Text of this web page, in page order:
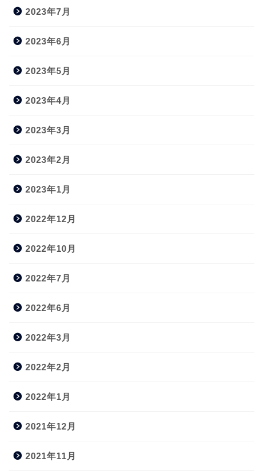
2023年7月
2023年6月
2023年5月
2023年4月
2023年3月
2023年2月
2023年1月
2022年12月
2022年10月
2022年7月
2022年6月
2022年3月
2022年2月
2022年1月
2021年12月
2021年11月